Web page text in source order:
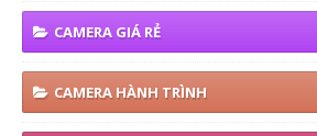
CAMERA GIÁ RẺ
CAMERA HÀNH TRÌNH